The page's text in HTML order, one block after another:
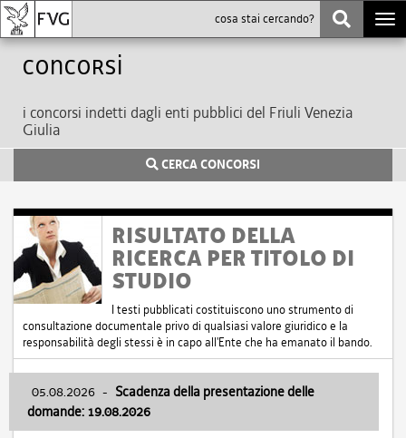
Concorsi
i concorsi indetti dagli enti pubblici del Friuli Venezia
Giulia
CERCA CONCORSI
RISULTATO DELLA
RICERCA PER TITOLO DI
STUDIO
I testi pubblicati costituiscono uno strumento di
consultazione documentale privo di qualsiasi valore giuridico e la
responsabilità degli stessi è in capo all'Ente che ha emanato il bando.
05.08.2026 - Scadenza della presentazione delle
domande: 19.08.2026